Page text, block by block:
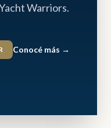
Warriors.
Conocé más →